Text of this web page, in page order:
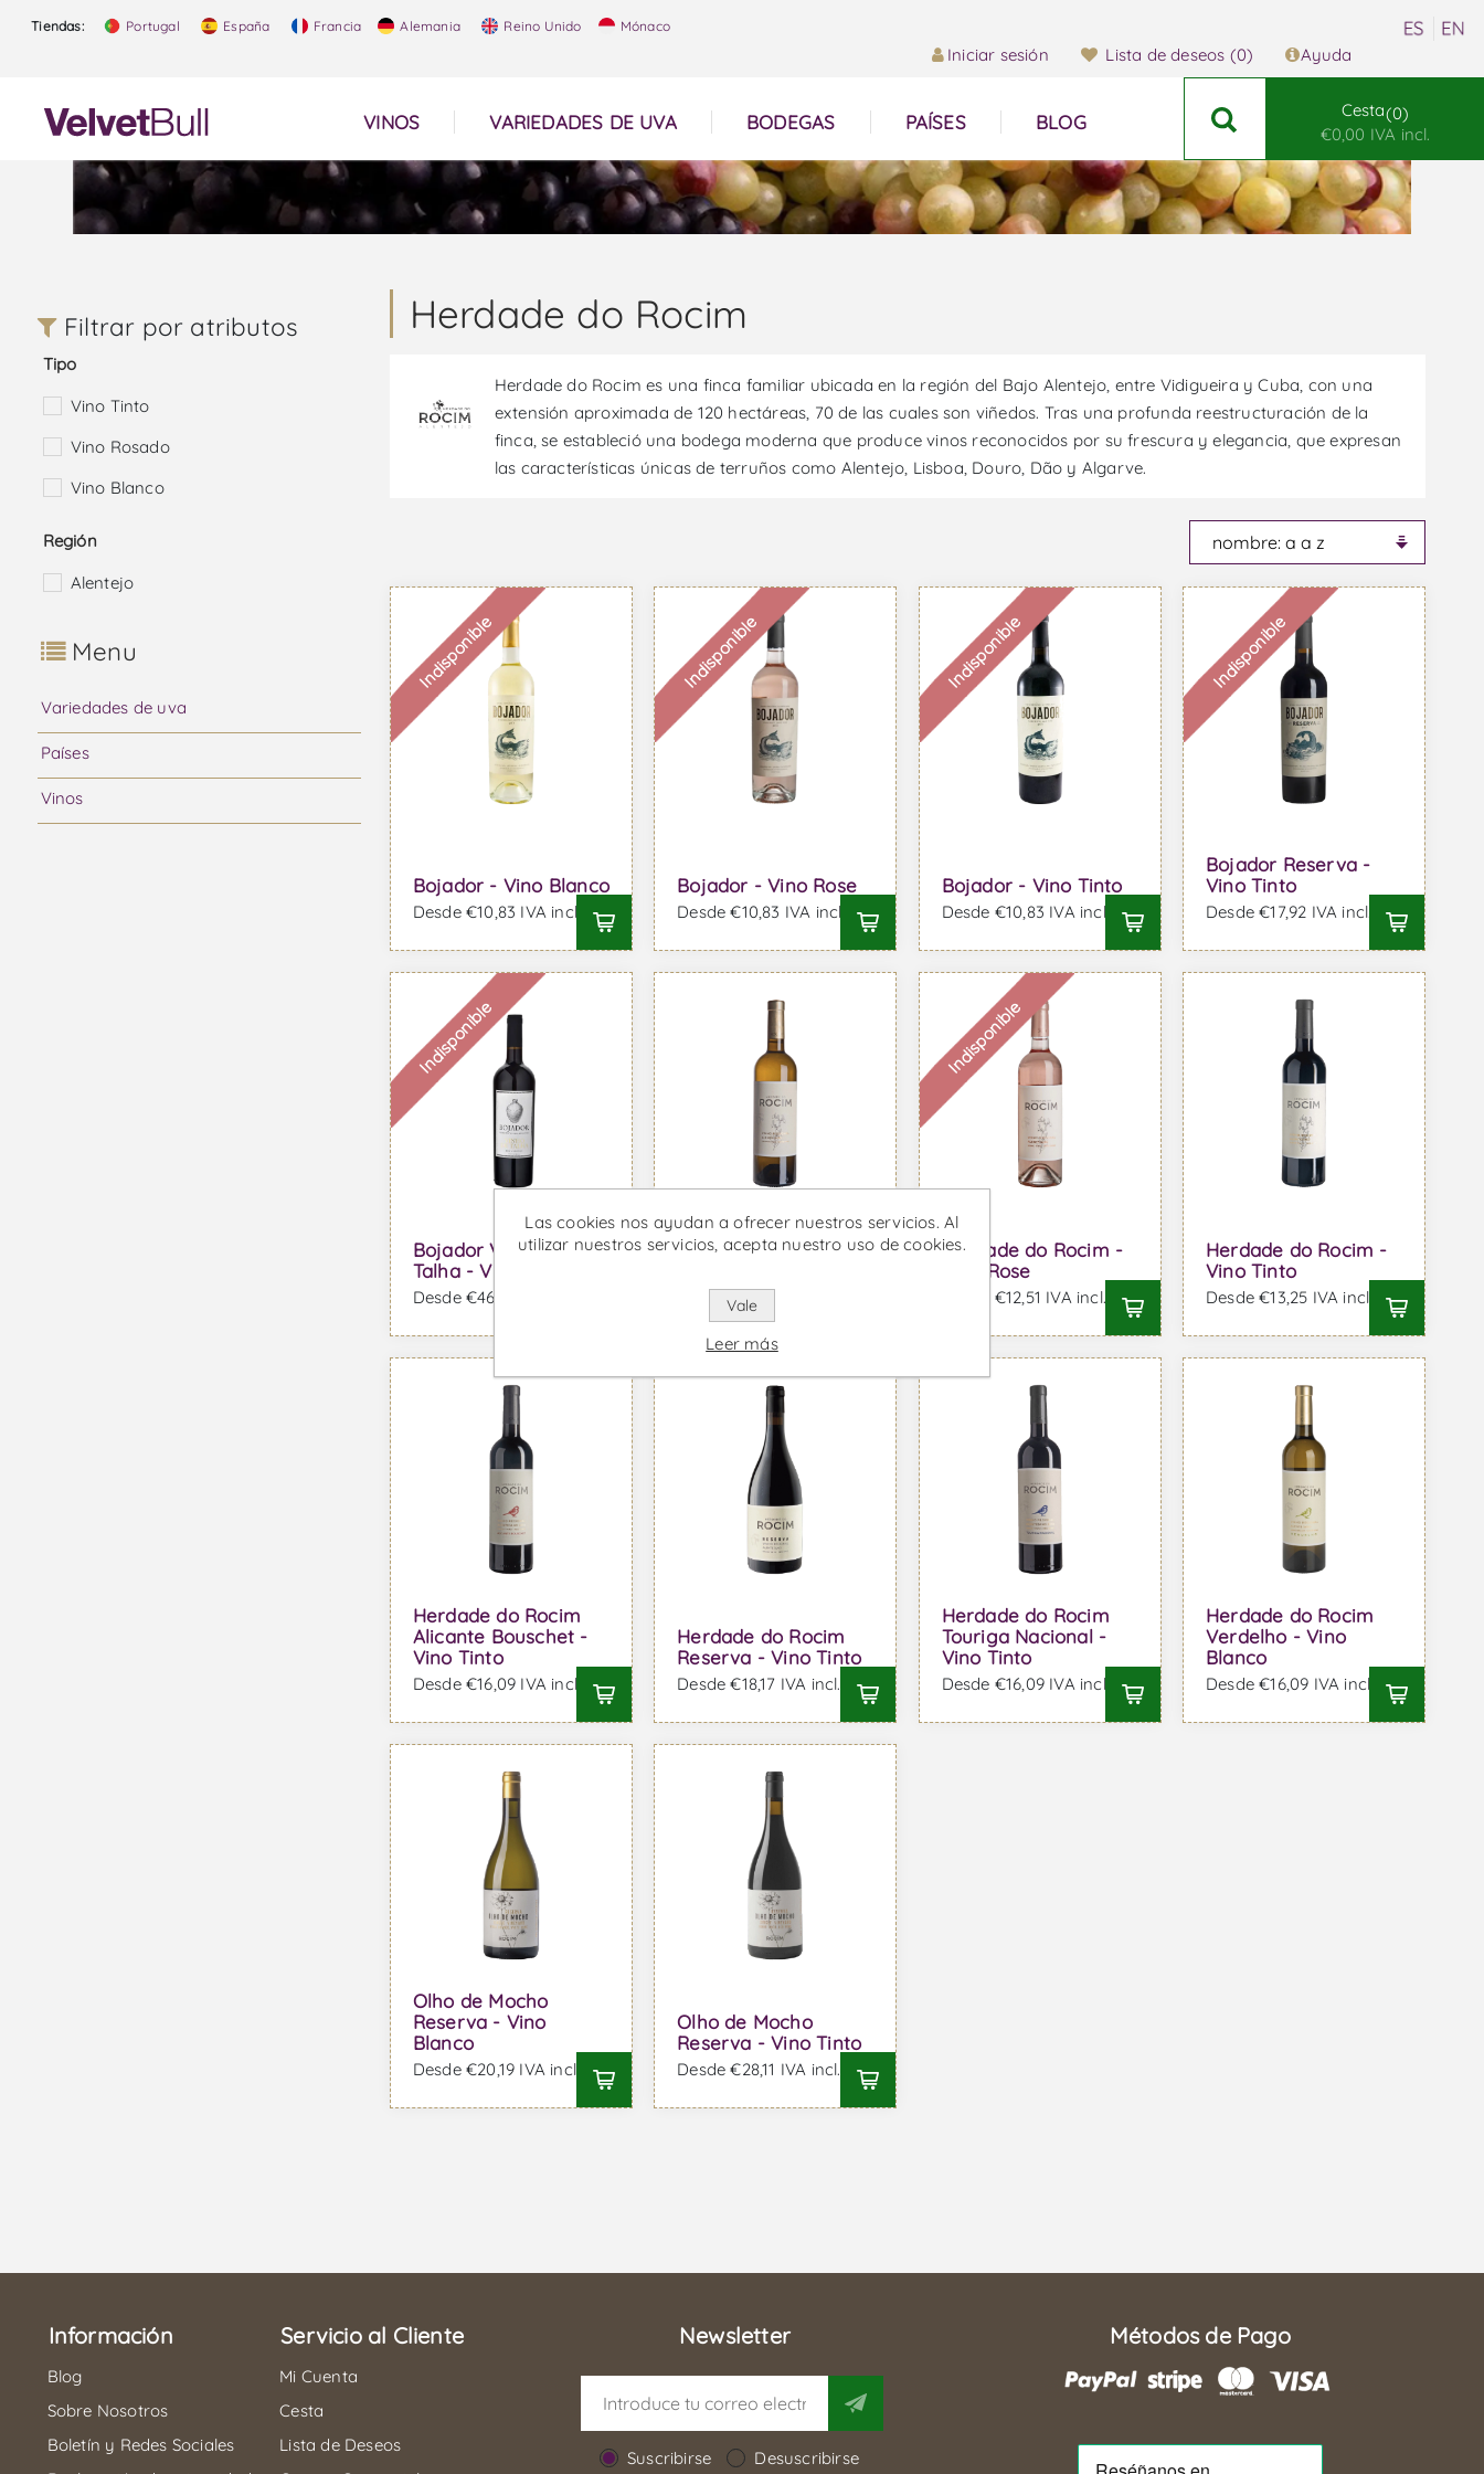
Tiendas: Portugal España Francia Alemania Reino Unido Mónaco
Iniciar sesión Lista de deseos (0) Ayuda
VINOS VARIEDADES DE UVA BODEGAS PAÍSES BLOG
Cesta 0
€0,00 IVA incl.
Herdade do Rocim
Herdade do Rocim es una finca familiar ubicada en la región del Bajo Alentejo, entre Vidigueira y Cuba, con una
extensión aproximada de 120 hectáreas, 70 de las cuales son viñedos. Tras una profunda reestructuración de la
finca, se estableció una bodega moderna que produce vinos reconocidos por su frescura y elegancia, que expresan
las características únicas de terruños como Alentejo, Lisboa, Douro, Dão y Algarve.
Indisponible
Bojador - Vino Blanco
Desde €10,83 IVA incl.
Indisponible
Bojador - Vino Rose
Desde €10,83 IVA incl.
Indisponible
Bojador - Vino Tinto
Desde €10,83 IVA incl.
Indisponible
Bojador Reserva -
Vino Tinto
Desde €17,92 IVA incl.
Indisponible
Bojador Vinho de
Talha - Vino Tinto
Desde €46,68 IVA incl.
Herdade do Rocim -
Desde €12,51 IVA incl.
Indisponible
Herdade do Rocim -
Vino Rose
Desde €12,51 IVA incl.
Herdade do Rocim -
Vino Tinto
Desde €13,25 IVA incl.
Herdade do Rocim
Alicante Bouschet -
Vino Tinto
Desde €16,09 IVA incl.
Herdade do Rocim
Reserva - Vino Tinto
Desde €18,17 IVA incl.
Herdade do Rocim
Touriga Nacional -
Vino Tinto
Desde €16,09 IVA incl.
Herdade do Rocim
Verdelho - Vino
Blanco
Desde €16,09 IVA incl.
Olho de Mocho
Reserva - Vino
Blanco
Desde €20,19 IVA incl.
Olho de Mocho
Reserva - Vino Tinto
Desde €28,11 IVA incl.
Filtrar por atributos
Tipo
Vino Tinto
Vino Rosado
Vino Blanco
Región
Alentejo
Menu
Variedades de uva
Países
Vinos
Información
Blog
Sobre Nosotros
Boletín y Redes Sociales
Servicio al Cliente
Mi Cuenta
Cesta
Lista de Deseos
Newsletter
Suscribirse Desuscribirse
Métodos de Pago
Las cookies nos ayudan a ofrecer nuestros servicios. Al
utilizar nuestros servicios, acepta nuestro uso de cookies.
Vale
Leer más